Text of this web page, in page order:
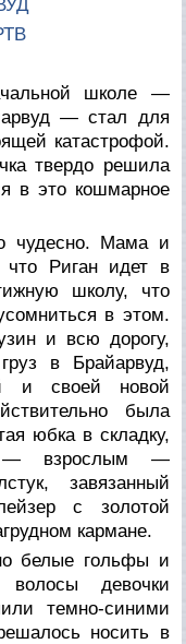
школе —
— стал для
катастрофой.
твердо решила
в это кошмарное
чудесно. Мама и
что Риган идет в
школу, что
в этом.
и всю дорогу,
в Брайарвуд,
и своей новой
была
юбка в складку,
— взрослым —
завязанный
с золотой
кармане.
белые гольфы и
девочки
темно-синими
носить в